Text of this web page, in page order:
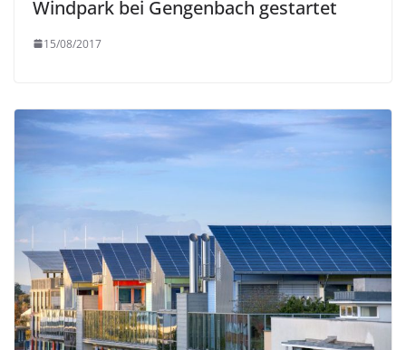
Windpark bei Gengenbach gestartet
15/08/2017